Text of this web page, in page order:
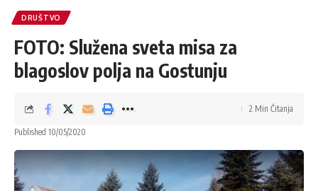
DRUŠTVO
FOTO: Služena sveta misa za
blagoslov polja na Gostunju
Published 10/05/2020
2 Min Čitanja